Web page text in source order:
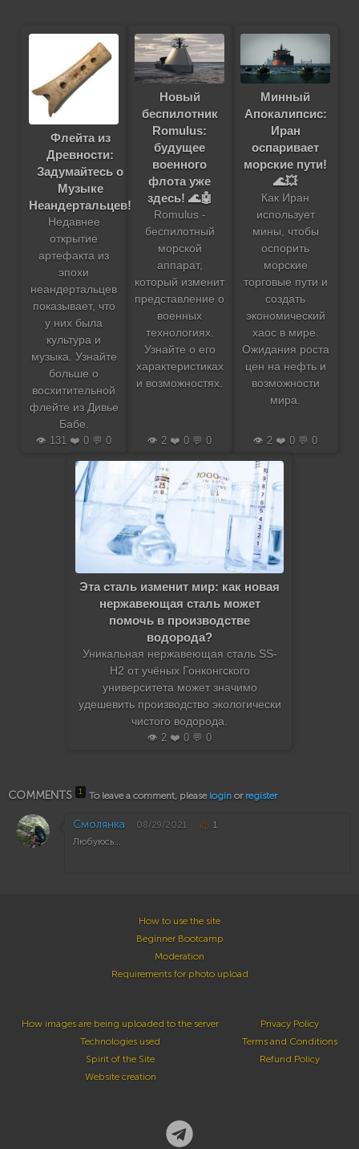
Флейта из
Древности:
Задумайтесь о
Музыке
Неандертальцев!
Недавнее
открытие
артефакта из
эпохи
неандертальцев
показывает, что
у них была
культура и
музыка. Узнайте
больше о
восхитительной
флейте из Дивье
Бабе.
👁️ 131 ❤️ 0 💬 0
Новый
беспилотник
Romulus:
будущее
военного
флота уже
здесь! 🌊🤖
Romulus -
беспилотный
морской
аппарат,
который изменит
представление о
военных
технологиях.
Узнайте о его
характеристиках
и возможностях.
👁️ 2 ❤️ 0 💬 0
Минный
Апокалипсис:
Иран
оспаривает
морские пути!
🌊💥
Как Иран
использует
мины, чтобы
оспорить
морские
торговые пути и
создать
экономический
хаос в мире.
Ожидания роста
цен на нефть и
возможности
мира.
👁️ 2 ❤️ 0 💬 0
Эта сталь изменит мир: как новая
нержавеющая сталь может
помочь в производстве
водорода?
Уникальная нержавеющая сталь SS-
H2 от учёных Гонконгского
университета может значимо
удешевить производство экологически
чистого водорода.
👁️ 2 ❤️ 0 💬 0
COMMENTS 1 To leave a comment, please login or register
Смолянка 08/29/2021 1
Любуюсь...
How to use the site
Beginner Bootcamp
Moderation
Requirements for photo upload
How images are being uploaded to the server
Technologies used
Spirit of the Site
Website creation
Privacy Policy
Terms and Conditions
Refund Policy